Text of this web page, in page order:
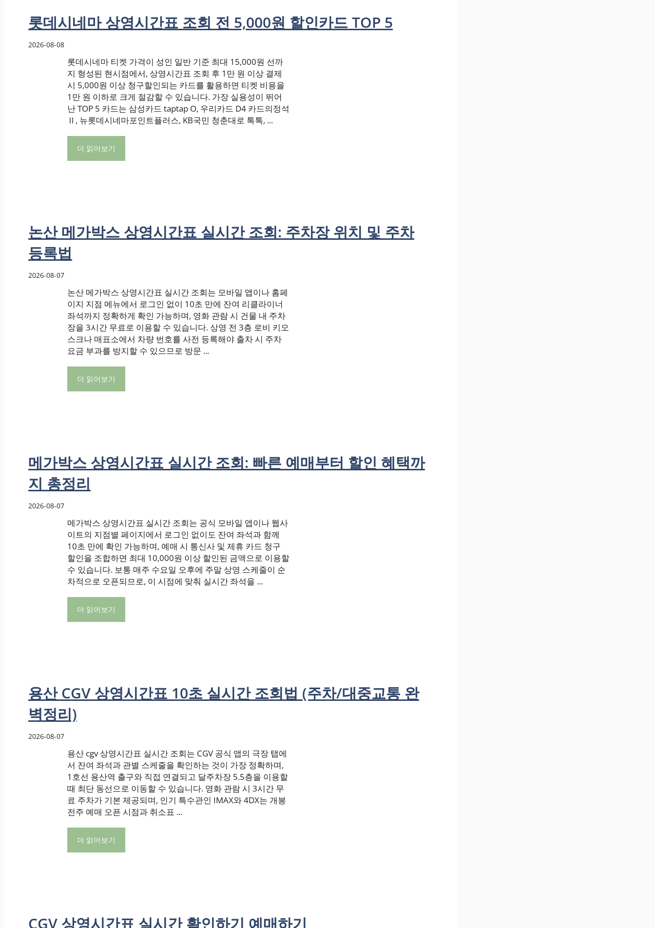
롯데시네마 상영시간표 조회 전 5,000원 할인카드 TOP 5
2026-08-08
롯데시네마 티켓 가격이 성인 일반 기준 최대 15,000원 선까
지 형성된 현시점에서, 상영시간표 조회 후 1만 원 이상 결제
시 5,000원 이상 청구할인되는 카드를 활용하면 티켓 비용을
1만 원 이하로 크게 절감할 수 있습니다. 가장 실용성이 뛰어
난 TOP 5 카드는 삼성카드 taptap O, 우리카드 D4 카드의정석
Ⅱ, 뉴롯데시네마포인트플러스, KB국민 청춘대로 톡톡, ...
더 읽어보기
논산 메가박스 상영시간표 실시간 조회: 주차장 위치 및 주차
등록법
2026-08-07
논산 메가박스 상영시간표 실시간 조회는 모바일 앱이나 홈페
이지 지점 메뉴에서 로그인 없이 10초 만에 잔여 리클라이너
좌석까지 정확하게 확인 가능하며, 영화 관람 시 건물 내 주차
장을 3시간 무료로 이용할 수 있습니다. 상영 전 3층 로비 키오
스크나 매표소에서 차량 번호를 사전 등록해야 출차 시 주차
요금 부과를 방지할 수 있으므로 방문 ...
더 읽어보기
메가박스 상영시간표 실시간 조회: 빠른 예매부터 할인 혜택까
지 총정리
2026-08-07
메가박스 상영시간표 실시간 조회는 공식 모바일 앱이나 웹사
이트의 지점별 페이지에서 로그인 없이도 잔여 좌석과 함께
10초 만에 확인 가능하며, 예매 시 통신사 및 제휴 카드 청구
할인을 조합하면 최대 10,000원 이상 할인된 금액으로 이용할
수 있습니다. 보통 매주 수요일 오후에 주말 상영 스케줄이 순
차적으로 오픈되므로, 이 시점에 맞춰 실시간 좌석을 ...
더 읽어보기
용산 CGV 상영시간표 10초 실시간 조회법 (주차/대중교통 완
벽정리)
2026-08-07
용산 cgv 상영시간표 실시간 조회는 CGV 공식 앱의 극장 탭에
서 잔여 좌석과 관별 스케줄을 확인하는 것이 가장 정확하며,
1호선 용산역 출구와 직접 연결되고 달주차장 5.5층을 이용할
때 최단 동선으로 이동할 수 있습니다. 영화 관람 시 3시간 무
료 주차가 기본 제공되며, 인기 특수관인 IMAX와 4DX는 개봉
전주 예매 오픈 시점과 취소표 ...
더 읽어보기
CGV 상영시간표 실시간 확인하기 예매하기